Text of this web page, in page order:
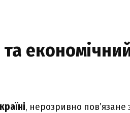
, нерозривно пов’язане